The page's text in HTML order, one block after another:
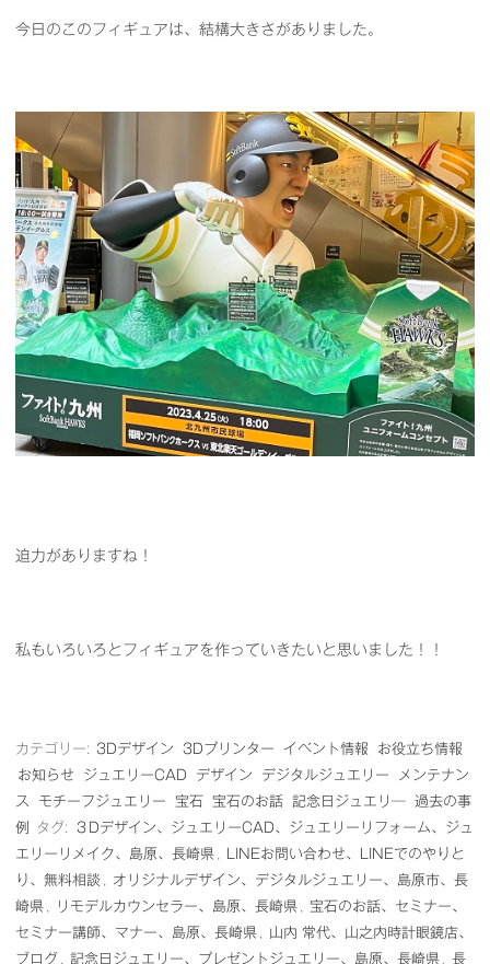
今日のこのフィギュアは、結構大きさがありました。
迫力がありますね！
私もいろいろとフィギュアを作っていきたいと思いました！！
カテゴリー: 3Dデザイン 3Dプリンター イベント情報
お役立ち情報
お知らせ
ジュエリーCAD デザイン デジタルジュエリー
メンテナン
ス
モチーフジュエリー 宝石 宝石のお話 記念日ジュエリ―
過去の事
例
タグ:
３Dデザイン、ジュエリーCAD、ジュエリーリフォーム、ジュ
エリーリメイク、島原、長崎県
LINEお問い合わせ、LINEでのやりと
り、無料相談
オリジナルデザイン、デジタルジュエリー、島原市、長
崎県
リモデルカウンセラー、島原、長崎県
宝石のお話、セミナー、
セミナー講師、マナー、島原、長崎県
山内 常代、山之内時計眼鏡店、
ブログ
記念日ジュエリー、プレゼントジュエリー、島原、長崎県 長